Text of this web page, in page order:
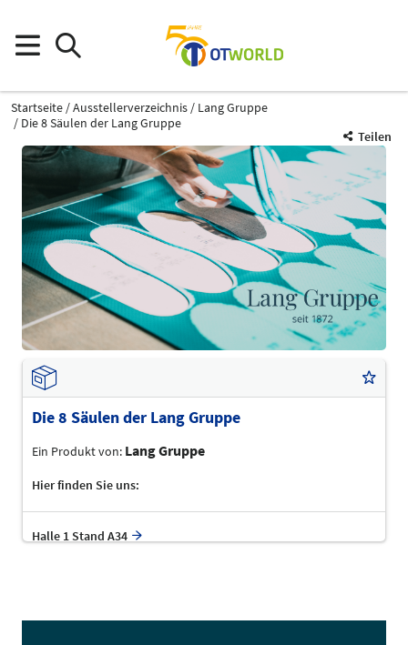
Startseite Ausstellerverzeichnis
Lang Gruppe
Die 8 Säulen der Lang Gruppe
Teilen
Die 8 Säulen der Lang Gruppe
Ein Produkt von: Lang Gruppe
Hier finden Sie uns:
Halle 1 Stand A34